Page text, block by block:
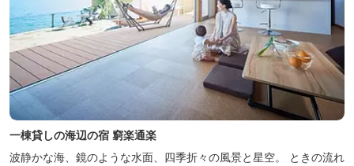
一棟貸しの海辺の宿 窮楽通楽
波静かな海、鏡のような水面、四季折々の風景と星空。 ときの流れ